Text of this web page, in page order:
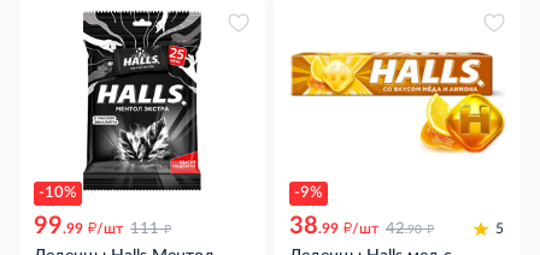
-10%
99.99 д/шт 111 д
-9%
38.99 д/шт 42.90 д 5